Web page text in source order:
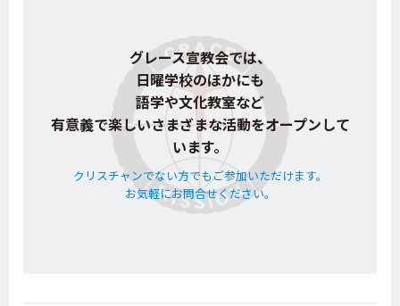
グレース宣教会では、
日曜学校のほかにも
語学や文化教室など
有意義で楽しいさまざまな活動をオープンして
います。
クリスチャンでない方でもご参加いただけます。
お気軽にお問合せください。